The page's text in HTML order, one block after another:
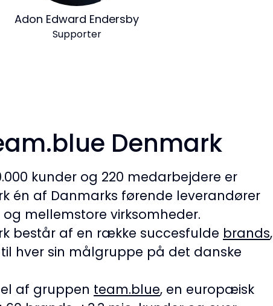
Adon Edward Endersby
Supporter
Denmark
kunder og 220 medarbejdere er
én af Danmarks førende leverandører
mellemstore virksomheder.
består af en række succesfulde brands,
hver sin målgruppe på det danske
af gruppen team.blue, en europæisk